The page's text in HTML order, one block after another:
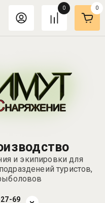
0
0
и экипировки для
туристов,
69